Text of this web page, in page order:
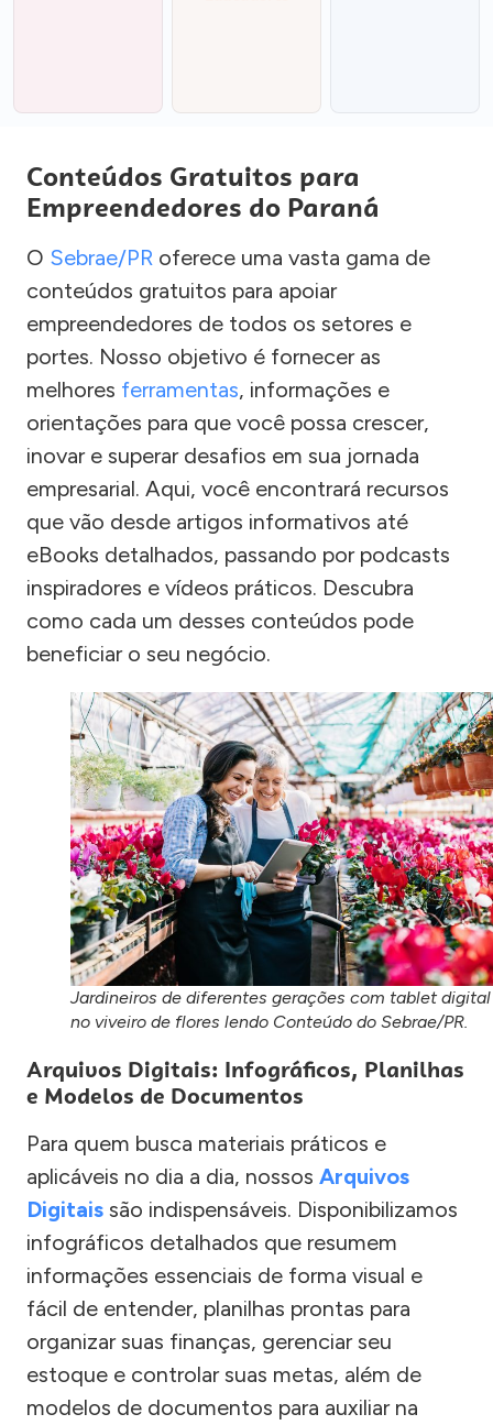
Conteúdos Gratuitos para
Empreendedores do Paraná
O Sebrae/PR oferece uma vasta gama de
conteúdos gratuitos para apoiar
empreendedores de todos os setores e
portes. Nosso objetivo é fornecer as
melhores ferramentas, informações e
orientações para que você possa crescer,
inovar e superar desafios em sua jornada
empresarial. Aqui, você encontrará recursos
que vão desde artigos informativos até
eBooks detalhados, passando por podcasts
inspiradores e vídeos práticos. Descubra
como cada um desses conteúdos pode
beneficiar o seu negócio.
Jardineiros de diferentes gerações com tablet digital
no viveiro de flores lendo Conteúdo do Sebrae/PR.
Arquivos Digitais: Infográficos, Planilhas
e Modelos de Documentos
Para quem busca materiais práticos e
aplicáveis no dia a dia, nossos Arquivos
Digitais são indispensáveis. Disponibilizamos
infográficos detalhados que resumem
informações essenciais de forma visual e
fácil de entender, planilhas prontas para
organizar suas finanças, gerenciar seu
estoque e controlar suas metas, além de
modelos de documentos para auxiliar na